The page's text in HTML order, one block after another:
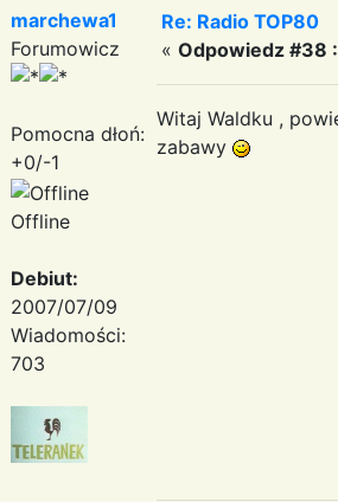
marchewa1
Forumowicz
Pomocna dłoń:
+0/-1
Offline
Debiut:
2007/07/09
Wiadomości:
703
Re: Radio TOP80
« Odpowiedz #38 :
Witaj Waldku ,
zabawy